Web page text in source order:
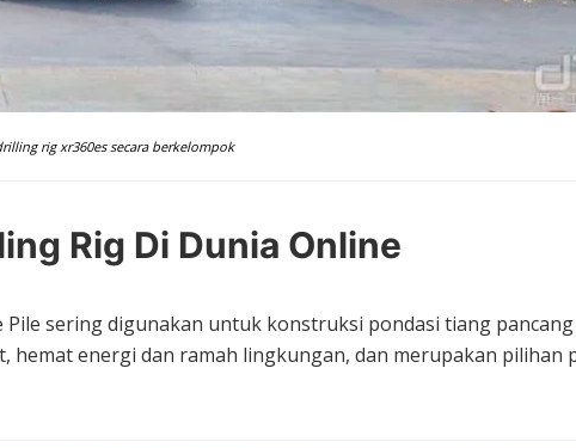
rig xr360es secara berkelompok
Rig Di Dunia Online
sering digunakan untuk konstruksi pondasi tiang
energi dan ramah lingkungan, dan merupakan